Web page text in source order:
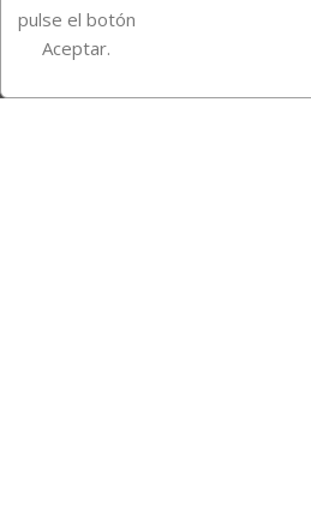
InstagramTikTok
pulse el botón
Aceptar.